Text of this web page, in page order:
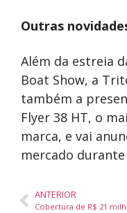
Outras
Além da estreia
Boat Show, a
também a
Flyer 38 HT, o
marca, e vai
mercado
ANTERIOR